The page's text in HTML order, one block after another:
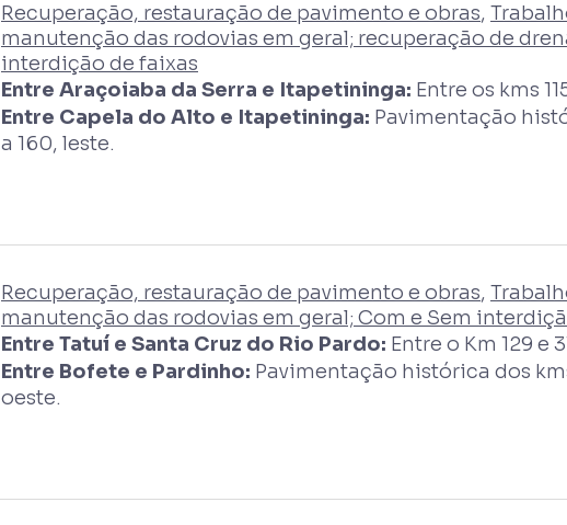
Recuperação, restauração de pavimento e obras,
manutenção das rodovias em geral; recuperação de
interdição de faixas
Entre Araçoiaba da Serra e Itapetininga: Entre os kms
Entre Capela do Alto e Itapetininga: Pavimentação
a 160, leste.
Recuperação, restauração de pavimento e obras,
manutenção das rodovias em geral; Com e Sem
Entre Tatuí e Santa Cruz do Rio Pardo: Entre o Km 129 e
Entre Bofete e Pardinho: Pavimentação histórica dos kms
oeste.